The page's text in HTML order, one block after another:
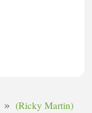
(Ricky Martin)